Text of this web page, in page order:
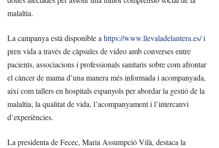
malaltia.
La campanya està disponible a https://www.llevaladelantera.es/i
pren vida a través de càpsules de vídeo amb converses entre
pacients, associacions i professionals sanitaris sobre com afrontar
el càncer de mama d’una manera més informada i acompanyada,
així com tallers en hospitals espanyols per abordar la gestió de la
malaltia, la qualitat de vida, l’acompanyament i l’intercanvi
d’experiències.
La presidenta de Fecec, Maria Assumpció Vilà, destaca la